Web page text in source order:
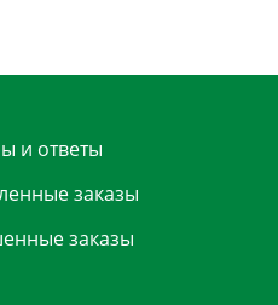
и ответы
заказы
заказы